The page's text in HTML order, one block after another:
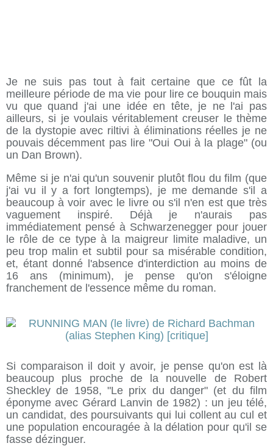
Je ne suis pas tout à fait certaine que ce fût la
meilleure période de ma vie pour lire ce bouquin mais
vu que quand j'ai une idée en tête, je ne l'ai pas
ailleurs, si je voulais véritablement creuser le thème
de la dystopie avec riltivi à éliminations réelles je ne
pouvais décemment pas lire "Oui Oui à la plage" (ou
un Dan Brown).
Même si je n'ai qu'un souvenir plutôt flou du film (que
j'ai vu il y a fort longtemps), je me demande s'il a
beaucoup à voir avec le livre ou s'il n'en est que très
vaguement inspiré. Déjà je n'aurais pas
immédiatement pensé à Schwarzenegger pour jouer
le rôle de ce type à la maigreur limite maladive, un
peu trop malin et subtil pour sa misérable condition,
et, étant donné l'absence d'interdiction au moins de
16 ans (minimum), je pense qu'on s'éloigne
franchement de l'essence même du roman.
Si comparaison il doit y avoir, je pense qu'on est là
beaucoup plus proche de la nouvelle de Robert
Sheckley de 1958, "Le prix du danger" (et du film
éponyme avec Gérard Lanvin de 1982) : un jeu télé,
un candidat, des poursuivants qui lui collent au cul et
une population encouragée à la délation pour qu'il se
fasse dézinguer.